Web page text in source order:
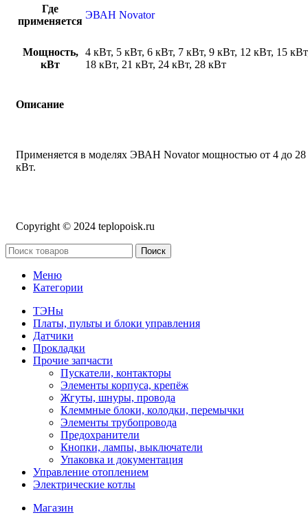
Где
применяется
ЭВАН Novator
Мощность,
кВт
4 кВт, 5 кВт, 6 кВт, 7 кВт, 9 кВт, 12 кВт, 15
18 кВт, 21 кВт, 24 кВт, 28 кВт
Описание
Применяется в моделях ЭВАН Novator мощностью от 4 до 28
кВт.
Copyright © 2024 teplopoisk.ru
Поиск
Меню
Категории
ТЭНы
Платы, пульты и блоки управления
Датчики
Прокладки
Прочие запчасти
Пускатели, контакторы
Элементы корпуса, крепёж
Жгуты, шнуры, провода
Клеммные блоки, колодки, перемычки
Элементы трубопровода
Предохранители
Кнопки, лампы, выключатели
Упаковка и документация
Управление отоплением
Электрические котлы
Магазин